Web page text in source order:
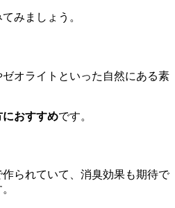
みましょう。
オライトといった自然にある素
おすすめです。
られていて、消臭効果も期待で